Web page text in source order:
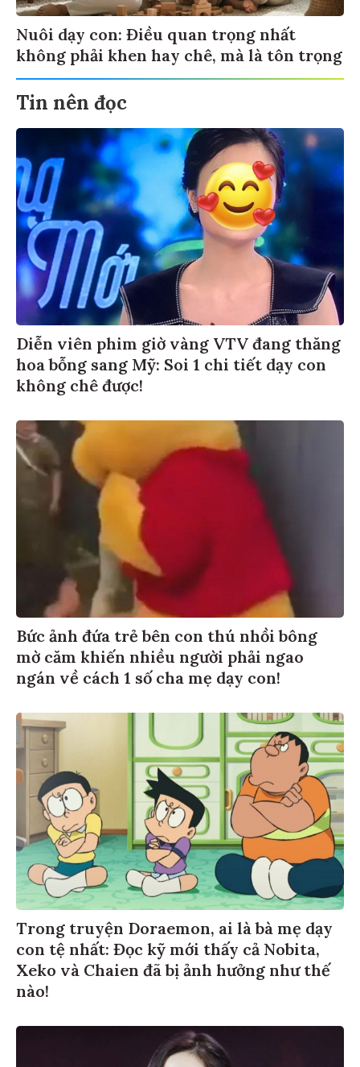
Nuôi dạy con: Điều quan trọng nhất
không phải khen hay chê, mà là tôn trọng
Tin nên đọc
Diễn viên phim giờ vàng VTV đang thăng
hoa bỗng sang Mỹ: Soi 1 chi tiết dạy con
không chê được!
Bức ảnh đứa trẻ bên con thú nhồi bông
mờ căm khiến nhiều người phải ngao
ngán về cách 1 số cha mẹ dạy con!
Trong truyện Doraemon, ai là bà mẹ dạy
con tệ nhất: Đọc kỹ mới thấy cả Nobita,
Xeko và Chaien đã bị ảnh hưởng như thế
nào!